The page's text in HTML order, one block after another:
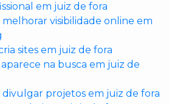
em juiz de fora
melhorar visibilidade online em
sites em juiz de fora
na busca em juiz de
divulgar projetos em juiz de fora